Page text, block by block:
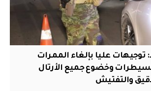
عليا بإلغاء الممرات
وخضوع جميع الأرتال
والتفتيش